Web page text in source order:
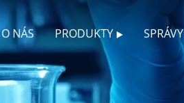
O NÁS PRODUKTY SPRÁVY